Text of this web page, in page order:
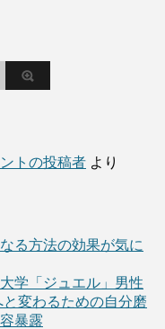
トの投稿者 より
る方法の効果が気に
学「ジュエル」男性
変わるための自分磨
暴露